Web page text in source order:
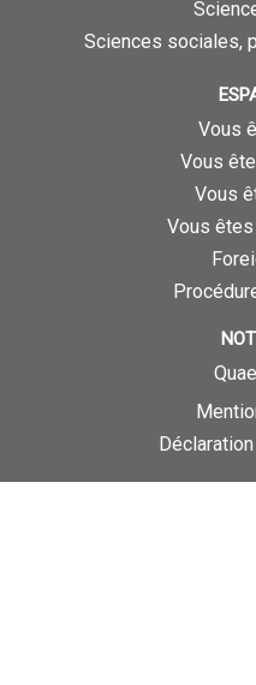
Sciences sociales,
Vous
Vous
Vous
Vous